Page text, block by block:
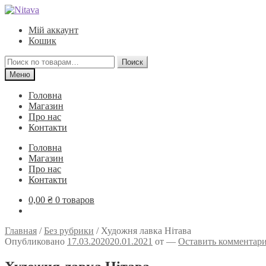
Перейти
навигации
Перейти
содержимому
Мій аккаунт
Кошик
Искать:
Поиск
Меню
Головна
Магазин
Про нас
Контакти
Головна
Магазин
Про нас
Контакти
0,00 ₴ 0 товаров
Главная /Без рубрики / Художня лавка Нітава
Опубликовано 17.03.202020.01.2021 от — Оставить